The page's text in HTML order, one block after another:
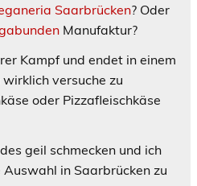
Saarbrücken? Oder
Manufaktur?
Kampf und endet in einem
versuche zu
oder Pizzafleischkäse
geil schmecken und ich
in Saarbrücken zu